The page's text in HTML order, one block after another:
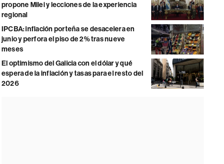
propone Milei y lecciones de la experiencia
regional
IPCBA: inflación porteña se desacelera en
junio y perfora el piso de 2% tras nueve
meses
El optimismo del Galicia con el dólar y qué
espera de la inflación y tasas para el resto del
2026